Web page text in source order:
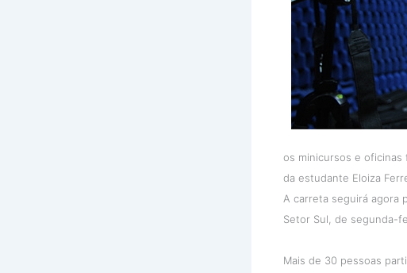
os minicursos e
da estudante Eloiza
A carreta seguirá agora
Setor Sul, de segunda-
Mais de 30 pessoas